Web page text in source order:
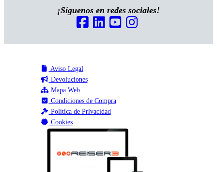
¡Síguenos en redes sociales!
Aviso Legal
Devoluciones
Mapa Web
Condiciones de Compra
Política de Privacidad
Cookies